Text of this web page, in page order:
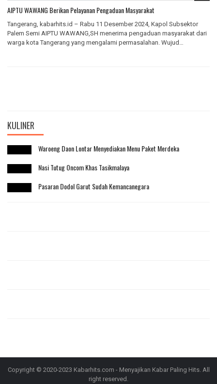
AIPTU WAWANG Berikan Pelayanan Pengaduan Masyarakat
Tangerang, kabarhits.id – Rabu 11 Desember 2024, Kapol Subsektor
Palem Semi AIPTU WAWANG,SH menerima pengaduan masyarakat dari
warga kota Tangerang yang mengalami permasalahan. Wujud
KULINER
Waroeng Daon Lontar Menyediakan Menu Paket Merdeka
Nasi Tutug Oncom Khas Tasikmalaya
Pasaran Dodol Garut Sudah Kemancanegara
Copyright © 2020-2023 Kabarhits.com - Menyajikan Kabar Paling Hits. All
right reserved.